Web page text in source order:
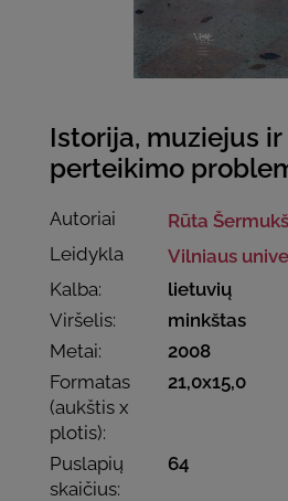
Istorija, muziejus
perteikimo
Autoriai
Rūta
Leidykla
Vilniaus
Kalba:
lietuvių
Viršelis:
minkštas
Metai:
2008
Formatas
(aukštis x
plotis):
21,0x15,0
Puslapių
skaičius:
64